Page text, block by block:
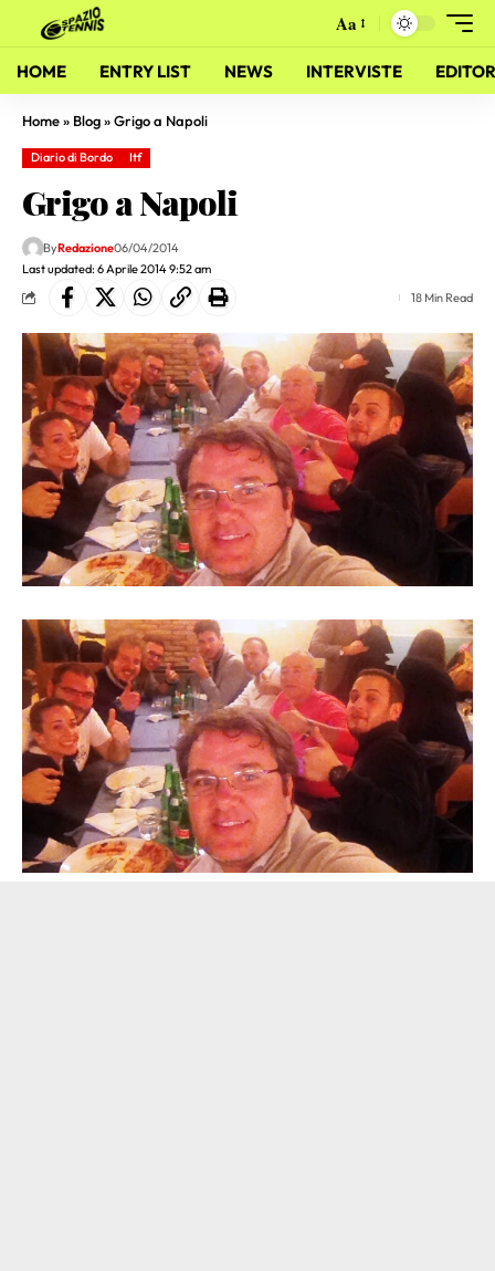
Aa
HOME ENTRY LIST NEWS INTERVISTE
Home» Blog»Grigo a Napoli
Diario di Bordo Itf
Grigo a Napoli
Last updated: 6 Aprile 2014 9:52 am
ByRedazione06/04/2014
18 Min Read